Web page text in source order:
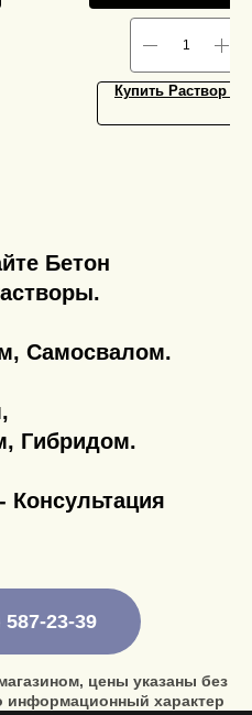
Купить Раствор
Бетон
Самосвалом.
Гибридом.
Консультация
587-23-39
цены указаны без
информационный характер